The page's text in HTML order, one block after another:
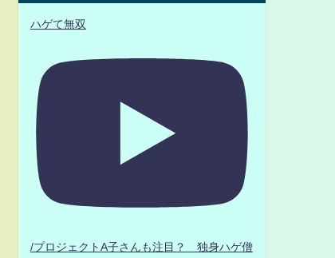
ハゲて無双
/プロジェクトA子さんも注目？ 独身ハゲ僧